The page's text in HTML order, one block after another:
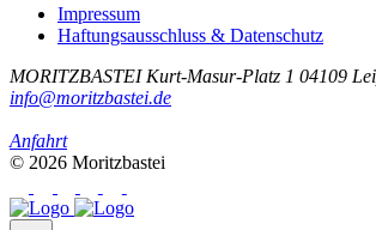
Impressum
Haftungsausschluss & Datenschutz
MORITZBASTEI Kurt-Masur-Platz 1 04109
info@moritzbastei.de
Anfahrt
© 2026 Moritzbastei